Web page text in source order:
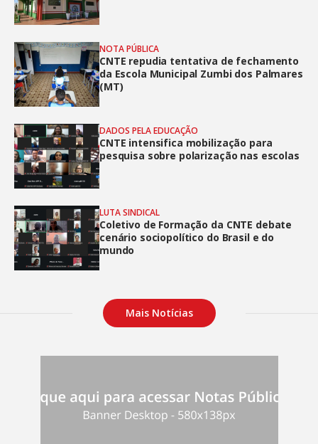
NOTA PÚBLICA
CNTE repudia tentativa de fechamento
da Escola Municipal Zumbi dos Palmares
(MT)
DADOS PELA EDUCAÇÃO
CNTE intensifica mobilização para
pesquisa sobre polarização nas escolas
LUTA SINDICAL
Coletivo de Formação da CNTE debate
cenário sociopolítico do Brasil e do
mundo
Mais Notícias